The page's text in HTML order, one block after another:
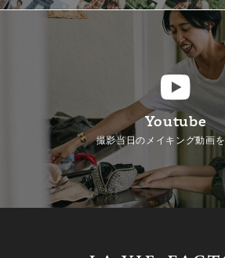
Youtube
撮影当日のメイキング動画